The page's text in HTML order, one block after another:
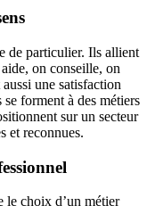
de particulier. Ils allient
on conseille, on
une satisfaction
forment à des métiers
sur un secteur
et reconnues.
le choix d’un métier